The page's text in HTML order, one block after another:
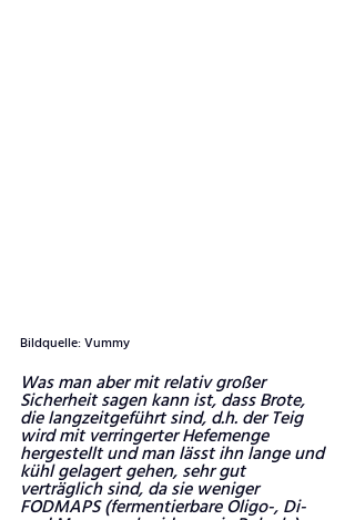
Bildquelle: Vummy
Was man aber mit relativ großer
Sicherheit sagen kann ist, dass Brote,
die langzeitgeführt sind, d.h. der Teig
wird mit verringerter Hefemenge
hergestellt und man lässt ihn lange und
kühl gelagert gehen, sehr gut
verträglich sind, da sie weniger
FODMAPS (fermentierbare Oligo-, Di-